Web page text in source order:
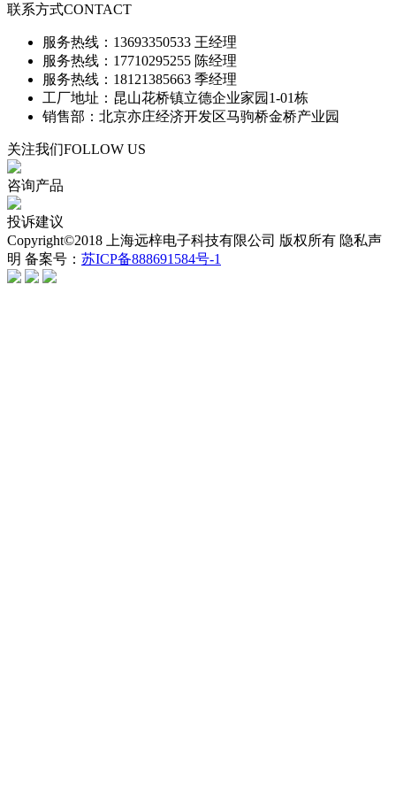
联系方式CONTACT
服务热线：13693350533 王经理
服务热线：17710295255 陈经理
服务热线：18121385663 季经理
工厂地址：昆山花桥镇立德企业家园1-01栋
销售部：北京亦庄经济开发区马驹桥金桥产业园
关注我们FOLLOW US
咨询产品
投诉建议
Copyright©2018 上海远梓电子科技有限公司 版权所有 隐私声
明 备案号： 苏ICP备888691584号-1